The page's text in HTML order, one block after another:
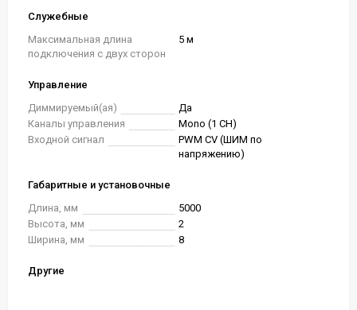
Служебные
Максимальная длина
подключения с двух сторон
5 м
Управление
Диммируемый(ая)
Да
Каналы управления
Mono (1 CH)
Входной сигнал
PWM СV (ШИМ по
напряжению)
Габаритные и установочные
Длина, мм
5000
Высота, мм
2
Ширина, мм
8
Другие